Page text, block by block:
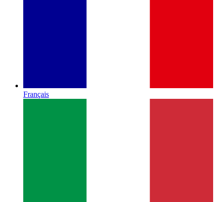
Français